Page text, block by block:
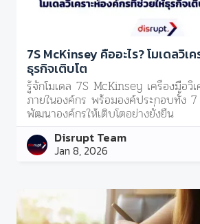
7S McKinsey คืออะไร? โมเดลวิเ
ธุรกิจเติบโต
รู้จักโมเดล 7S McKinsey เครื่องมือวิ
ภายในองค์กร พร้อมองค์ประกอบทั้ง 7
พัฒนาองค์กรให้เติบโตอย่างยั่งยืน
Disrupt Team
Jan 8, 2026